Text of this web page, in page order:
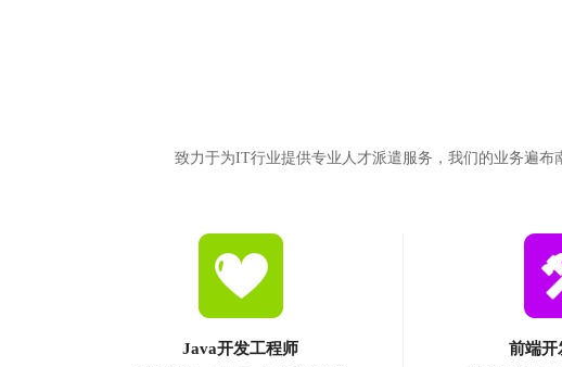
致力于为IT行业提供专业人才派遣服务，我们的业务遍
Java开发工程师 前端开